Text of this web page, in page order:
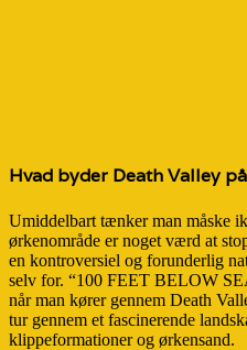
Hvad byder Death Valley
Umiddelbart tænker man måske
ørkenområde er noget værd at
en kontroversiel og forunderlig
selv for. “100 FEET BELOW
når man kører gennem Death
tur gennem et fascinerende
klippeformationer og ørkensand.